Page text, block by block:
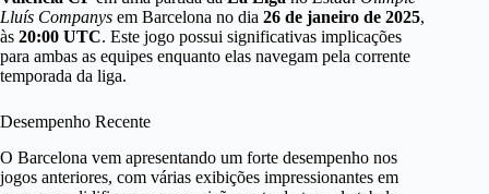
Lluís Companys em Barcelona no dia 26 de janeiro de 2025,
às 20:00 UTC. Este jogo possui significativas implicações
para ambas as equipes enquanto elas navegam pela corrente
temporada da liga.
Desempenho Recente
O Barcelona vem apresentando um forte desempenho nos
jogos anteriores, com várias exibições impressionantes em